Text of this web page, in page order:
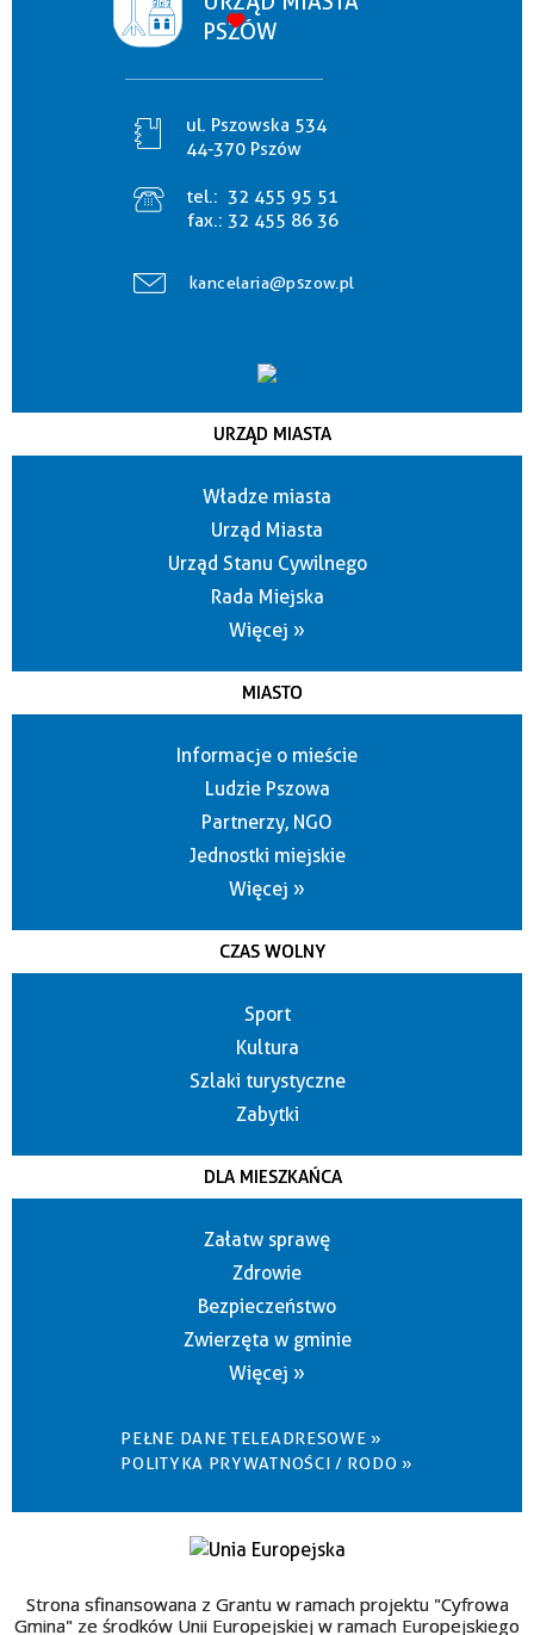
PSZÓW
ul. Pszowska 534
44-370 Pszów
tel.: 32 455 95 51
fax.: 32 455 86 36
kancelaria@pszow.pl
URZĄD MIASTA
Władze miasta
Urząd Miasta
Urząd Stanu Cywilnego
Rada Miejska
Więcej »
MIASTO
Informacje o mieście
Ludzie Pszowa
Partnerzy, NGO
Jednostki miejskie
Więcej »
CZAS WOLNY
Sport
Kultura
Szlaki turystyczne
Zabytki
DLA MIESZKAŃCA
Załatw sprawę
Zdrowie
Bezpieczeństwo
Zwierzęta w gminie
Więcej »
PEŁNE DANE TELEADRESOWE »
POLITYKA PRYWATNOŚCI / RODO »
Strona sfinansowana z Grantu w ramach projektu "Cyfrowa
Gmina" ze środków Unii Europejskiej w ramach Europejskiego